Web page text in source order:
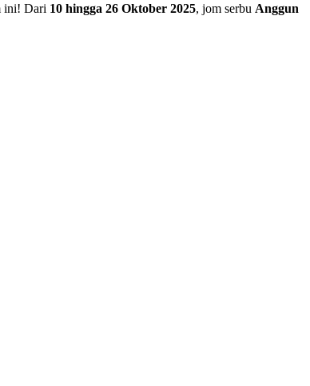
ini! Dari 10 hingga 26 Oktober 2025, jom serbu Anggun